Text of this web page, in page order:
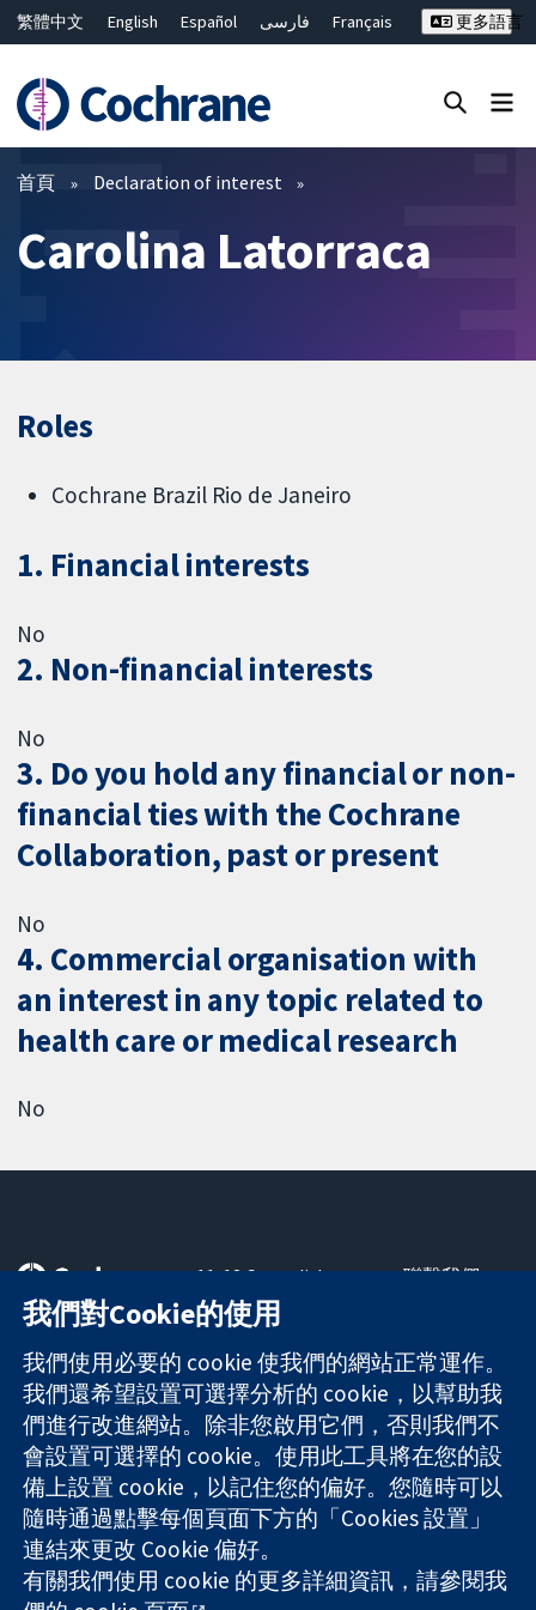
繁體中文 English Español فارسی
Français
ไทย
简体中文
更多語言
篩選條件
首頁 Declaration of interest
Carolina Latorraca
Roles
Cochrane Brazil Rio de Janeiro
1. Financial interests
No
2. Non-financial interests
No
3. Do you hold any financial or non-
financial ties with the Cochrane
Collaboration, past or present
No
4. Commercial organisation with
an interest in any topic related to
health care or medical research
No
可信任實證
知情決定
更完善的健康照
護
11-13 Cavendish
Square
London
W1G 0AN
United Kingdom
聯繫我們
關於我們
工作機會
Cochrane
Library
The Cochrane Collaboration is a charity (no. 1045921) and a
company limited by guarantee (no. 03044323) registered in
England & Wales. VAT registration number GB 718 2127 49.
我們對Cookie的使用
我們使用必要的 cookie 使我們的網站正常運作。
我們還希望設置可選擇分析的 cookie，以幫助我
們進行改進網站。除非您啟用它們，否則我們不
會設置可選擇的 cookie。使用此工具將在您的設
備上設置 cookie，以記住您的偏好。您隨時可以
隨時通過點擊每個頁面下方的「Cookies 設置」
連結來更改 Cookie 偏好。
有關我們使用 cookie 的更多詳細資訊，請參閱我